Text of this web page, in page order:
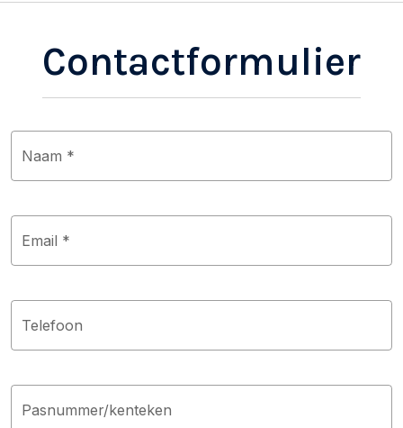
Contactformulier
Naam *
Email *
Telefoon
Pasnummer/kenteken